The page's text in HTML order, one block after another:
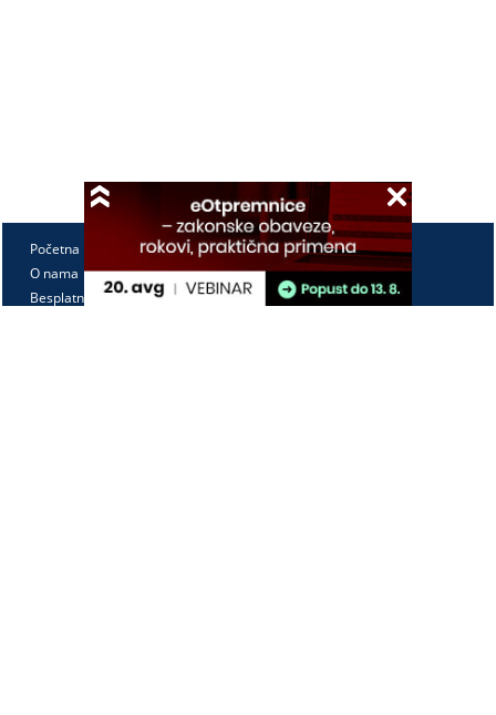
Početna
O nama
Besplatno